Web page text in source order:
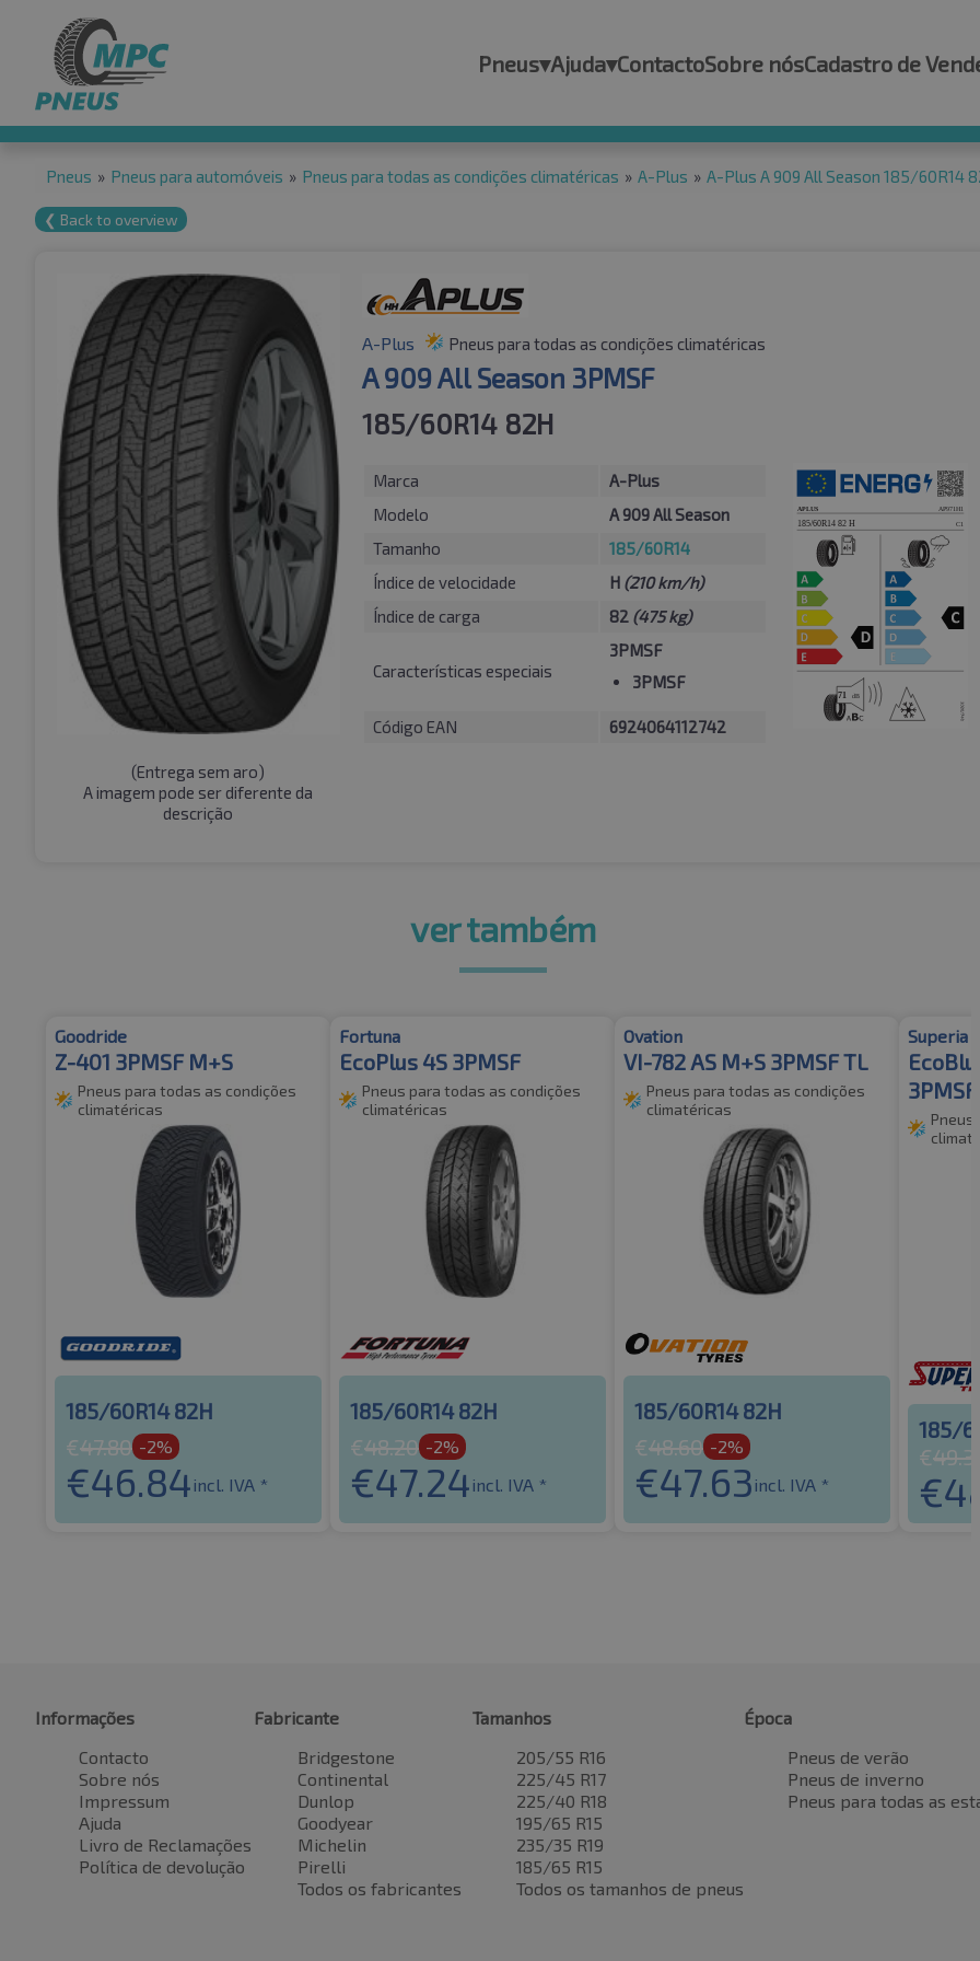
Pneus▾Ajuda▾ContactoSobre nósCadastro de
Pneus » Pneus para automóveis » Pneus para todas as condições climatéricas » A-Plus » A-Plus A 909 All Season 185/60R14
❮ Back to overview
(Entrega sem aro)
A imagem pode ser diferente da
descrição
A-Plus Pneus para todas as condições climatéricas
A 909 All Season 3PMSF
185/60R14 82H
Marca
A-Plus
Modelo
A 909 All Season
Tamanho
185/60R14
Índice de velocidade
H (210 km/h)
Índice de carga
82 (475 kg)
Características especiais
3PMSF
3PMSF
Código EAN 6924064112742
ver também
Goodride
Z-401 3PMSF M+S
Pneus para todas as condições
climatéricas
185/60R14 82H
€47.80 -2%
€46.84 incl. IVA *
Fortuna
EcoPlus 4S 3PMSF
Pneus para todas as condições
climatéricas
185/60R14 82H
€48.20 -2%
€47.24 incl. IVA *
Ovation
VI-782 AS M+S 3PMSF TL
Pneus para todas as condições
climatéricas
185/60R14 82H
€48.60 -2%
€47.63 incl. IVA *
Superia
3PMSF
Pneus
185/
€49.36
€
Informações
Contacto
Sobre nós
Impressum
Ajuda
Livro de Reclamações
Política de devolução
Fabricante
Bridgestone
Continental
Dunlop
Goodyear
Michelin
Pirelli
Todos os fabricantes
Tamanhos
205/55 R16
225/45 R17
225/40 R18
195/65 R15
235/35 R19
185/65 R15
Todos os tamanhos de pneus
Época
Pneus de verão
Pneus de inverno
Pneus para todas as